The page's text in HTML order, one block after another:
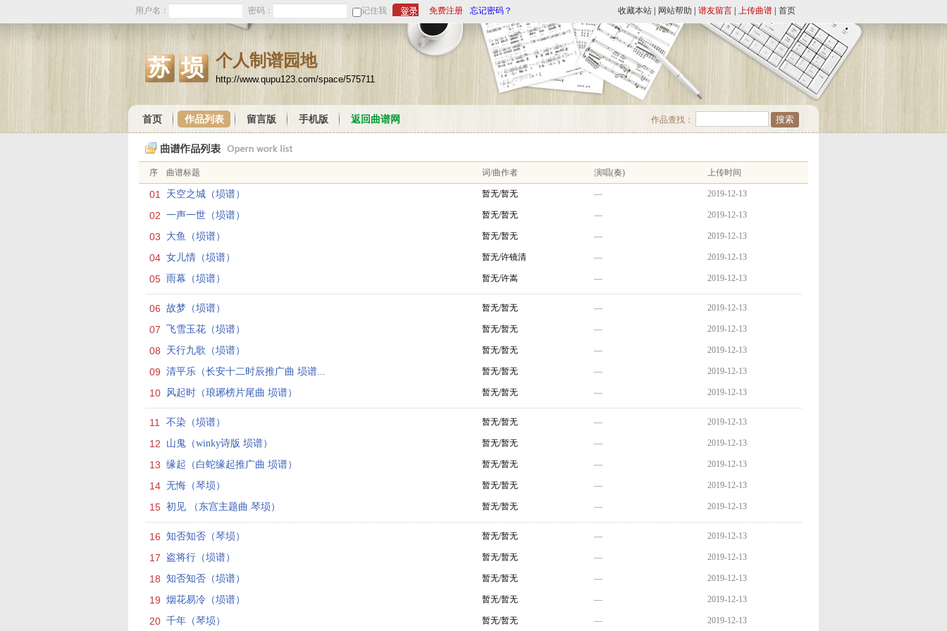
用户名： 密码： 记住我 免费注册 忘记密码？ 收藏本站 网站帮助 谱友留言 上传曲谱 首页
苏埙 个人制谱园地
http://www.qupu123.com/space/575711
作品查找：
首页 作品列表 留言版 手机版 返回曲谱网
序 曲谱标题 词/曲作者 演唱(奏) 上传时间
01 天空之城（埙谱） 暂无/暂无 — 2019-12-13
02 一声一世（埙谱） 暂无/暂无 — 2019-12-13
03 大鱼（埙谱） 暂无/暂无 — 2019-12-13
04 女儿情（埙谱） 暂无/许镜清 — 2019-12-13
05 雨幕（埙谱） 暂无/许嵩 — 2019-12-13
06 故梦（埙谱） 暂无/暂无 — 2019-12-13
07 飞雪玉花（埙谱） 暂无/暂无 — 2019-12-13
08 天行九歌（埙谱） 暂无/暂无 — 2019-12-13
09 清平乐（长安十二时辰推广曲 埙谱... 暂无/暂无 — 2019-12-13
10 风起时（琅琊榜片尾曲 埙谱） 暂无/暂无 — 2019-12-13
11 不染（埙谱） 暂无/暂无 — 2019-12-13
12 山鬼（winky诗版 埙谱） 暂无/暂无 — 2019-12-13
13 缘起（白蛇缘起推广曲 埙谱） 暂无/暂无 — 2019-12-13
14 无悔（琴埙） 暂无/暂无 — 2019-12-13
15 初见 （东宫主题曲 琴埙） 暂无/暂无 — 2019-12-13
16 知否知否（琴埙） 暂无/暂无 — 2019-12-13
17 盗将行（埙谱） 暂无/暂无 — 2019-12-13
18 知否知否（埙谱） 暂无/暂无 — 2019-12-13
19 烟花易冷（埙谱） 暂无/暂无 — 2019-12-13
20 千年（琴埙） 暂无/暂无 — 2019-12-13